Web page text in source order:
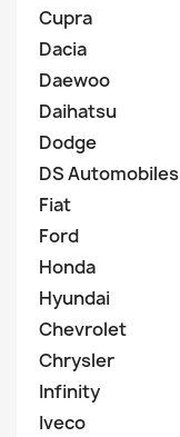
Cupra
Dacia
Daewoo
Daihatsu
Dodge
DS Automobiles
Fiat
Ford
Honda
Hyundai
Chevrolet
Chrysler
Infinity
Iveco